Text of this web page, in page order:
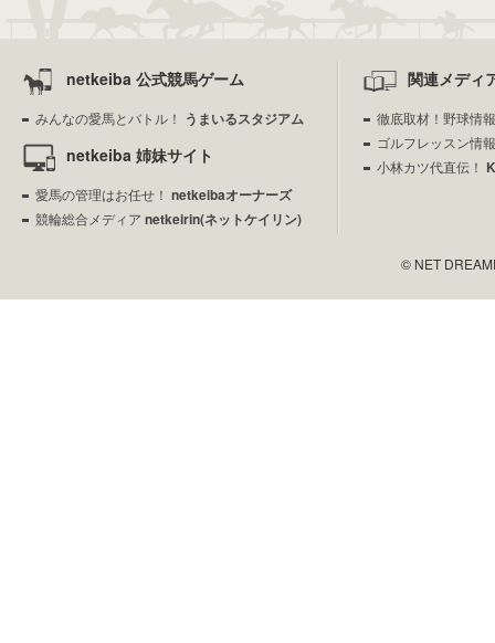
netkeiba 公式競馬ゲーム
みんなの愛馬とバトル！ うまいるスタジアム
netkeiba 姉妹サイト
愛馬の管理はお任せ！ netkeibaオーナーズ
競輪総合メディア netkeirin(ネットケイリン)
関連メディ
徹底取材！野球情
ゴルフレッスン情
小林カツ代直伝！
© NET